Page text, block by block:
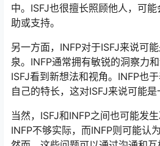
中。ISFJ也很擅长照顾他人，可
助或支持。
另一方面，INFP对于ISFJ来说可
泉。INFP通常拥有敏锐的洞察力
ISFJ看到新想法和视角。INFP也
自己的特长，这对ISFJ来说可能是
当然，ISFJ和INFP之间也可能发
INFP不够实际，而INFP则可能认